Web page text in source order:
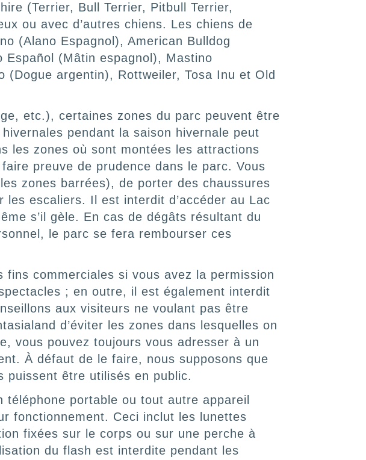
(Terrier, Bull Terrier, Pitbull Terrier,
ou avec d’autres chiens. Les chiens de
(Alano Espagnol), American Bulldog
(Mâtin espagnol), Mastino
(Dogue argentin), Rottweiler, Tosa Inu et Old
etc.), certaines zones du parc peuvent être
pendant la saison hivernale peut
les zones où sont montées les attractions
preuve de prudence dans le parc. Vous
zones barrées), de porter des chaussures
escaliers. Il est interdit d’accéder au Lac
s’il gèle. En cas de dégâts résultant du
le parc se fera rembourser ces
commerciales si vous avez la permission
; en outre, il est également interdit
aux visiteurs ne voulant pas être
d’éviter les zones dans lesquelles on
vous pouvez toujours vous adresser à un
À défaut de le faire, nous supposons que
puissent être utilisés en public.
portable ou tout autre appareil
fonctionnement. Ceci inclut les lunettes
fixées sur le corps ou sur une perche à
du flash est interdite pendant les